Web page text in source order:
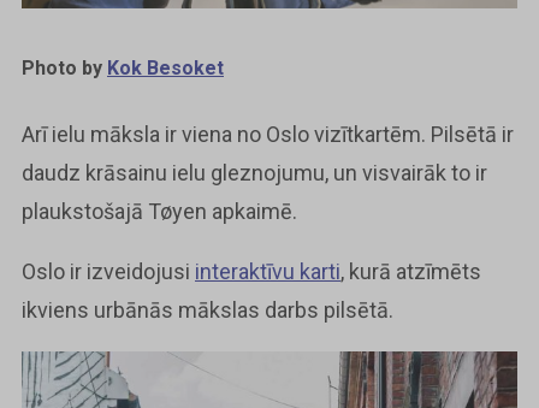
Photo by Kok Besoket
Arī ielu māksla ir viena no Oslo vizītkartēm. Pilsētā ir
daudz krāsainu ielu gleznojumu, un visvairāk to ir
plaukstošajā Tøyen apkaimē.
Oslo ir izveidojusi interaktīvu karti, kurā atzīmēts
ikviens urbānās mākslas darbs pilsētā.